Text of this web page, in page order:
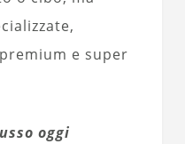
e super
oggi